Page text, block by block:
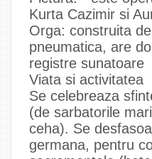
Kurta Cazimir si
Orga: construita
pneumatica, are
registre sunatoare
Viata si activitatea
Se celebreaza
(de sarbatorile
ceha). Se
germana, pentru